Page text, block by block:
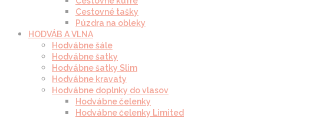
Cestovné tašky
Púzdra na obleky
HODVÁB A VLNA
Hodvábne šále
Hodvábne šatky
Hodvábne šatky Slim
Hodvábne kravaty
Hodvábne doplnky do vlasov
Hodvábne čelenky
Hodvábne čelenky Limited